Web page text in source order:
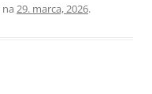
na 29. marca, 2026.